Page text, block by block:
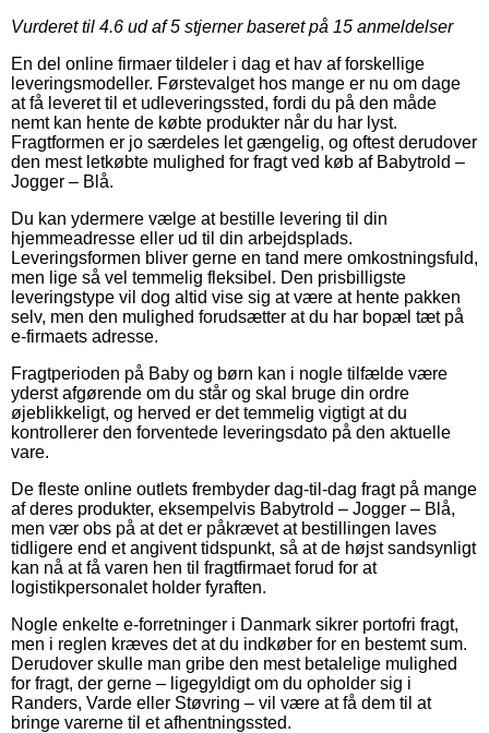
Vurderet til 4.6 ud af 5 stjerner baseret på 15 anmeldelser
En del online firmaer tildeler i dag et hav af forskellige
leveringsmodeller. Førstevalget hos mange er nu om dage
at få leveret til et udleveringssted, fordi du på den måde
nemt kan hente de købte produkter når du har lyst.
Fragtformen er jo særdeles let gængelig, og oftest derudover
den mest letkøbte mulighed for fragt ved køb af Babytrold –
Jogger – Blå.
Du kan ydermere vælge at bestille levering til din
hjemmeadresse eller ud til din arbejdsplads.
Leveringsformen bliver gerne en tand mere omkostningsfuld,
men lige så vel temmelig fleksibel. Den prisbilligste
leveringstype vil dog altid vise sig at være at hente pakken
selv, men den mulighed forudsætter at du har bopæl tæt på
e-firmaets adresse.
Fragtperioden på Baby og børn kan i nogle tilfælde være
yderst afgørende om du står og skal bruge din ordre
øjeblikkeligt, og herved er det temmelig vigtigt at du
kontrollerer den forventede leveringsdato på den aktuelle
vare.
De fleste online outlets frembyder dag-til-dag fragt på mange
af deres produkter, eksempelvis Babytrold – Jogger – Blå,
men vær obs på at det er påkrævet at bestillingen laves
tidligere end et angivent tidspunkt, så at de højst sandsynligt
kan nå at få varen hen til fragtfirmaet forud for at
logistikpersonalet holder fyraften.
Nogle enkelte e-forretninger i Danmark sikrer portofri fragt,
men i reglen kræves det at du indkøber for en bestemt sum.
Derudover skulle man gribe den mest betalelige mulighed
for fragt, der gerne – ligegyldigt om du opholder sig i
Randers, Varde eller Støvring – vil være at få dem til at
bringe varerne til et afhentningssted.